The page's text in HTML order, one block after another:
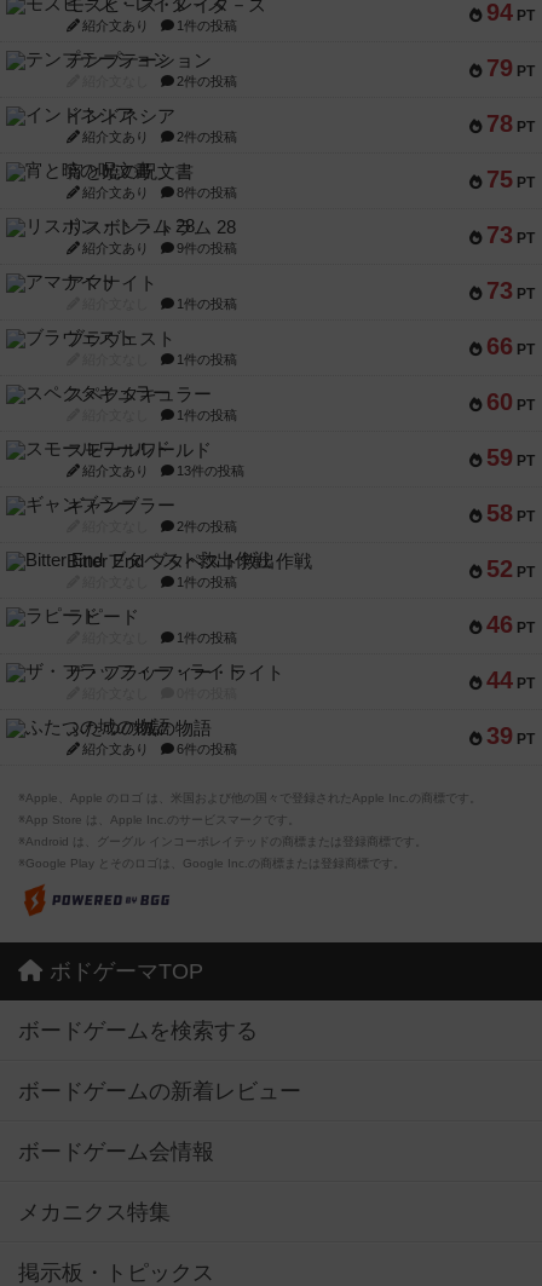
94 PT
モズビ－ズ・レイダ－ズ
紹介文あり 1件の投稿
79 PT
テンプテーション
2件の投稿
78 PT
インドネシア
紹介文あり 2件の投稿
75 PT
宵と暁の呪文書
紹介文あり 8件の投稿
73 PT
リスボン・トラム 28
紹介文あり 9件の投稿
73 PT
アマナイト
1件の投稿
66 PT
ブラヴェスト
1件の投稿
60 PT
スペクタキュラー
1件の投稿
59 PT
スモールワールド
紹介文あり 13件の投稿
58 PT
ギャンブラー
2件の投稿
52 PT
Bitter End ブタペスト救出作戦
1件の投稿
46 PT
ラピード
1件の投稿
44 PT
ザ・フラッフィー・ライト
39 PT
ふたつの城の物語
紹介文あり 6件の投稿
※Apple、Apple のロゴ は、米国および他の国々で登録されたApple Inc.の商標です。
※App Store は、Apple Inc.のサービスマークです。
※Android は、グーグル インコーポレイテッドの商標または登録商標です。
※Google Play とそのロゴは、Google Inc.の商標または登録商標です。
ボドゲーマTOP
ボードゲームを検索する
ボードゲームの新着レビュー
ボードゲーム会情報
メカニクス特集
掲示板・トピックス